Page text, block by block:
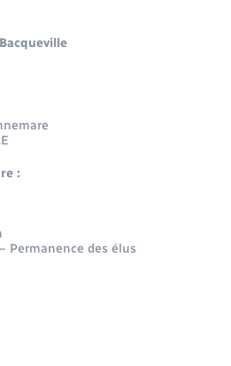
Bacqueville
:
Permanence des élus